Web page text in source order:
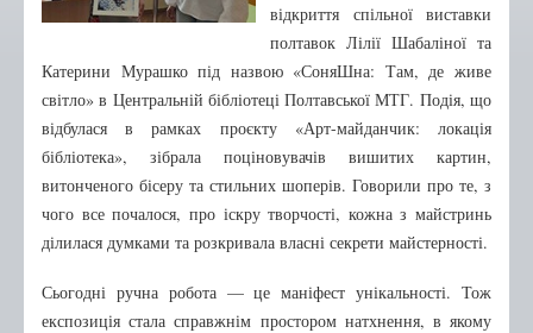
Бібліотека-філія №9
Бібліотека-філія №12
Бібліотека-філія №13
Нові надходження
Афіша
Відео
Бібліотечному фахівцю
відкриття спільної виставки
полтавок Лілії Шабаліної та
Катерини Мурашко під назвою «СоняШна: Там, де живе
світло» в Центральній бібліотеці Полтавської МТГ. Подія, що
відбулася в рамках проєкту «Арт-майданчик: локація
бібліотека», зібрала поціновувачів вишитих картин,
витонченого бісеру та стильних шоперів. Говорили про те, з
чого все почалося, про іскру творчості, кожна з майстринь
ділилася думками та розкривала власні секрети майстерності.
Сьогодні ручна робота — це маніфест унікальності. Тож
експозиція стала справжнім простором натхнення, в якому